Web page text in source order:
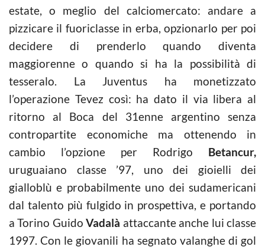
estate, o meglio del calciomercato: andare a
pizzicare il fuoriclasse in erba, opzionarlo per poi
decidere di prenderlo quando diventa
maggiorenne o quando si ha la possibilità di
tesseralo. La Juventus ha monetizzato
l’operazione Tevez così: ha dato il via libera al
ritorno al Boca del 31enne argentino senza
contropartite economiche ma ottenendo in
cambio l’opzione per Rodrigo Betancur,
uruguaiano classe ’97, uno dei gioielli dei
gialloblù e probabilmente uno dei sudamericani
dal talento più fulgido in prospettiva, e portando
a Torino GuidoVadalà attaccante anche lui classe
1997. Con le giovanili ha segnato valanghe di gol